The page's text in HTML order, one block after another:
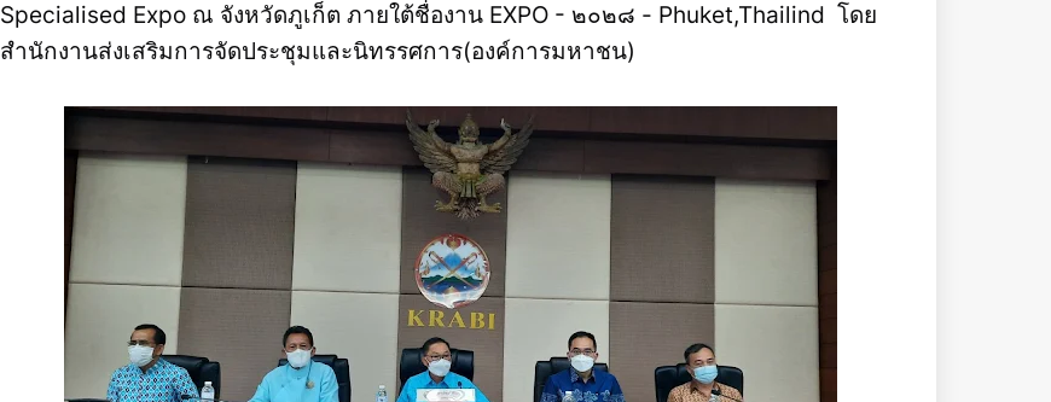
Specialised Expo ณ จังหวัดภูเก็ต ภายใต้ชื่องาน EXPO - ๒๐๒๘ - Phuket,Thailind โดย
สำนักงานส่งเสริมการจัดประชุมและนิทรรศการ(องค์การมหาชน)